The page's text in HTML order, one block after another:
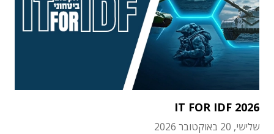
IT FOR IDF 2026
שלישי, 20 באוקטובר 2026